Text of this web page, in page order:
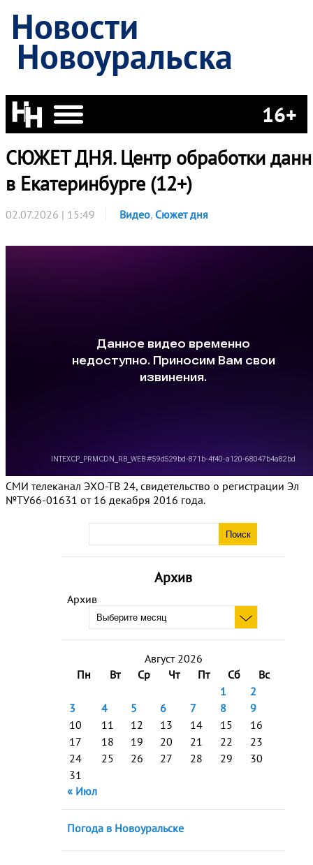
Новости
Новоуральска
16+
Архив
Архив
Август 2026
Пн
Вт Ср Чт Пт Сб
Вс
1
2
3
4 5 6 7 8
9
10
11 12 13 14 15
16
17
18 19 20 21 22
23
24
25 26 27 28 29
30
31
« Июл
Погода в Новоуральске
СЮЖЕТ ДНЯ. Центр обработки
в Екатеринбурге (12+)
02.07.2026 | 15:49 Видео, Сюжет дня
СМИ телеканал ЭХО-ТВ 24, свидетельство о регистрации Эл
№ТУ66-01631 от 16 декабря 2016 года.